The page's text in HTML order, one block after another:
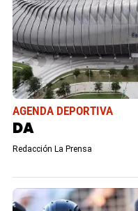
AGENDA DEPORTIVA
DA
Redacción La Prensa